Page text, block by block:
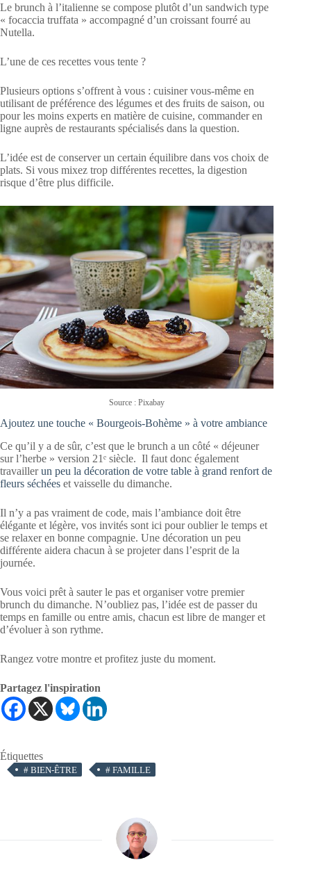
Le brunch à l’italienne se compose plutôt d’un sandwich type
« focaccia truffata » accompagné d’un croissant fourré au
Nutella.
L’une de ces recettes vous tente ?
Plusieurs options s’offrent à vous : cuisiner vous-même en
utilisant de préférence des légumes et des fruits de saison, ou
pour les moins experts en matière de cuisine, commander en
ligne auprès de restaurants spécialisés dans la question.
L’idée est de conserver un certain équilibre dans vos choix de
plats. Si vous mixez trop différentes recettes, la digestion
risque d’être plus difficile.
Source : Pixabay
Ajoutez une touche « Bourgeois-Bohème » à votre ambiance
Ce qu’il y a de sûr, c’est que le brunch a un côté « déjeuner
sur l’herbe » version 21ᵉ siècle. Il faut donc également
travaillerun peu la décoration de votre table à grand renfort de
fleurs séchées et vaisselle du dimanche.
Il n’y a pas vraiment de code, mais l’ambiance doit être
élégante et légère, vos invités sont ici pour oublier le temps et
se relaxer en bonne compagnie. Une décoration un peu
différente aidera chacun à se projeter dans l’esprit de la
journée.
Vous voici prêt à sauter le pas et organiser votre premier
brunch du dimanche. N’oubliez pas, l’idée est de passer du
temps en famille ou entre amis, chacun est libre de manger et
d’évoluer à son rythme.
Rangez votre montre et profitez juste du moment.
Partagez l'inspiration
Étiquettes
# BIEN-ÊTRE # FAMILLE